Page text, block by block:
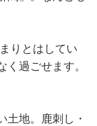
りとはしてい
過ごせます。
土地。鹿刺し・